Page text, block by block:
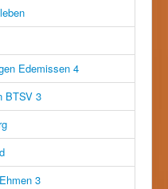
Edemissen 4
BTSV 3
3